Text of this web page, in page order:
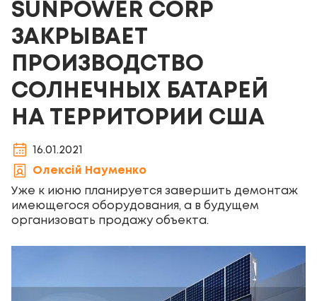
SUNPOWER CORP
ЗАКРЫВАЕТ
ПРОИЗВОДСТВО
СОЛНЕЧНЫХ БАТАРЕЙ
НА ТЕРРИТОРИИ США
16.01.2021
Олексій Науменко
Уже к июню планируется завершить демонтаж
имеющегося оборудования, а в будущем
организовать продажу объекта.